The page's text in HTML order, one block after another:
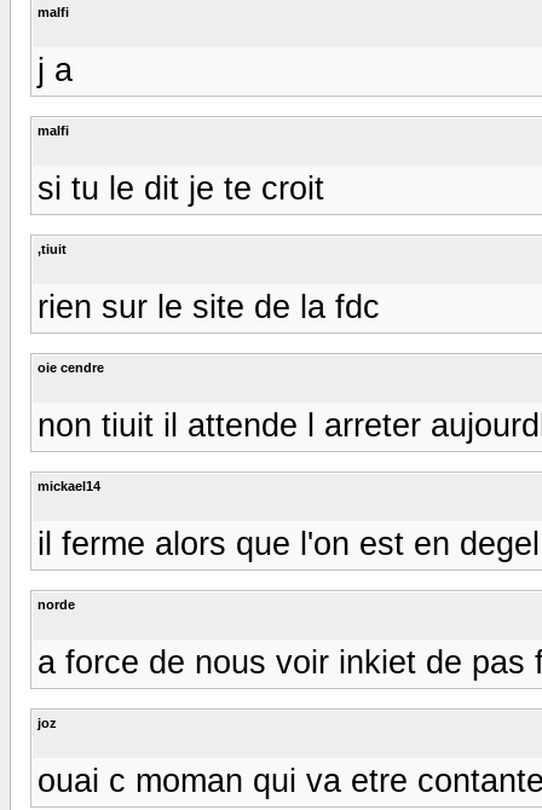
malfi
j a
malfi
si tu le dit je te croit
,tiuit
rien sur le site de la fdc
oie cendre
non tiuit il attende l arreter
mickael14
il ferme alors que l'on est en
norde
a force de nous voir inkiet de pas
joz
ouai c moman qui va etre